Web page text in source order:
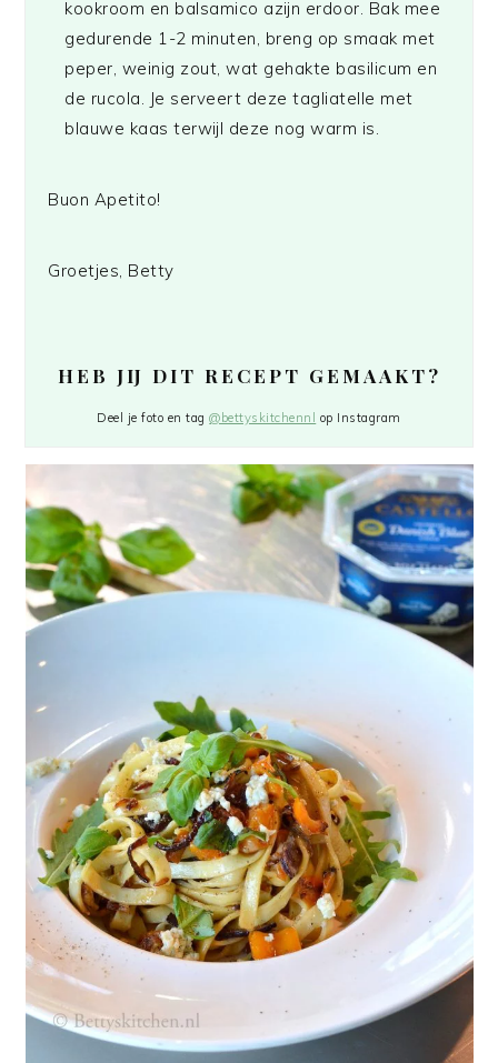
kookroom en balsamico azijn erdoor. Bak mee
gedurende 1-2 minuten, breng op smaak met
peper, weinig zout, wat gehakte basilicum en
de rucola. Je serveert deze tagliatelle met
blauwe kaas terwijl deze nog warm is.
Buon Apetito!
Groetjes, Betty
HEB JIJ DIT RECEPT GEMAAKT?
Deel je foto en tag@bettyskitchennl op Instagram